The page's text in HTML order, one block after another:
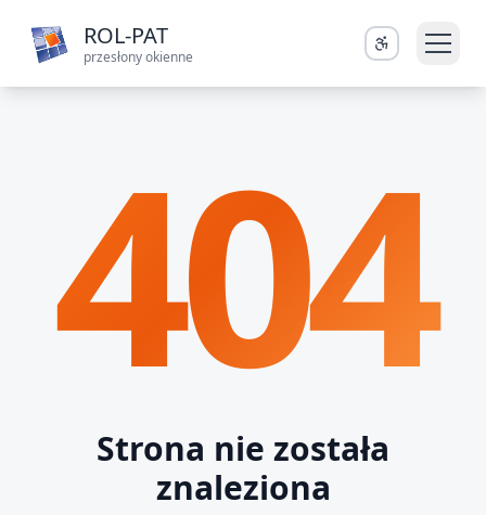
ROL-PAT
przesłony okienne
404
Strona nie została
znaleziona